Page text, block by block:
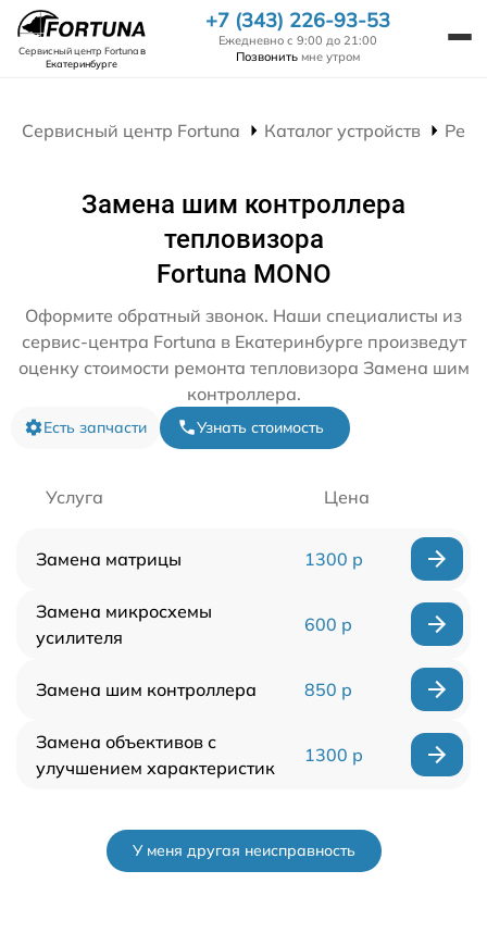
Сервисный центр Fortunaв
Екатеринбурге
+7 (343) 226-93-53
Ежедневно с 9:00 до 21:00
Позвонить мне утром
Сервисный центр Fortuna Каталог устройств
Замена шим контроллера
тепловизора
Fortuna MONO
Оформите обратный звонок. Наши специалисты из
сервис-центра Fortuna в Екатеринбурге произведут
оценку стоимости ремонта тепловизора Замена шим
контроллера.
Есть запчасти Узнать стоимость
Услуга Цена
Замена матрицы 1300 р
Замена микросхемы
усилителя
600 р
Замена шим контроллера 850 р
Замена объективов с
улучшением характеристик
1300 р
У меня другая неисправность